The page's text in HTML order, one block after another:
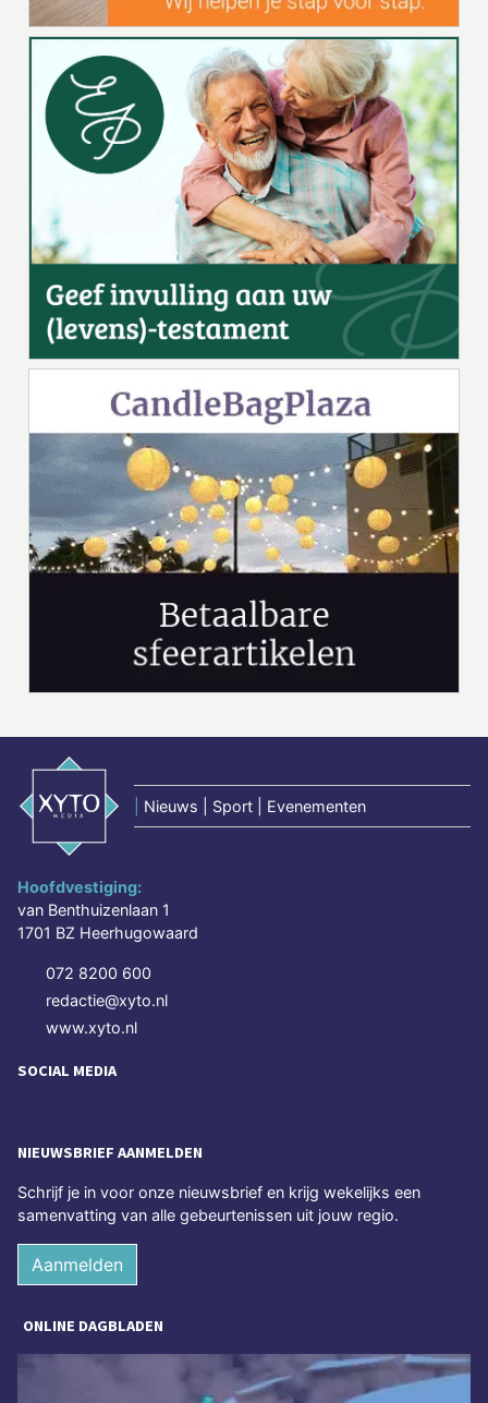
Nieuws | Sport | Evenementen
Hoofdvestiging:
van Benthuizenlaan 1
1701 BZ Heerhugowaard
072 8200 600
redactie@xyto.nl
www.xyto.nl
SOCIAL MEDIA
NIEUWSBRIEF AANMELDEN
Schrijf je in voor onze nieuwsbrief en krijg wekelijks een
samenvatting van alle gebeurtenissen uit jouw regio.
Aanmelden
ONLINE DAGBLADEN